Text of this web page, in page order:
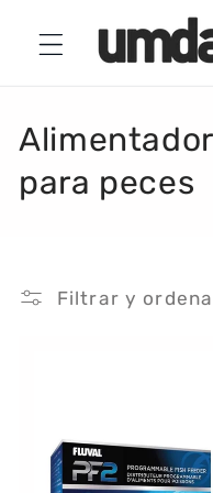
directamente
al contenido
C
o
c
para peces
Filtrar y